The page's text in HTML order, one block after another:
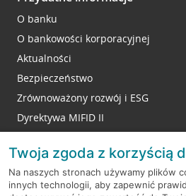
O banku
O bankowości korporacyjnej
Aktualności
Bezpieczeństwo
Zrównoważony rozwój i ESG
Dyrektywa MIFID II
RODO
Twoja zgoda z korzyścią
Na naszych stronach używamy plików
innych technologii, aby zapewnić